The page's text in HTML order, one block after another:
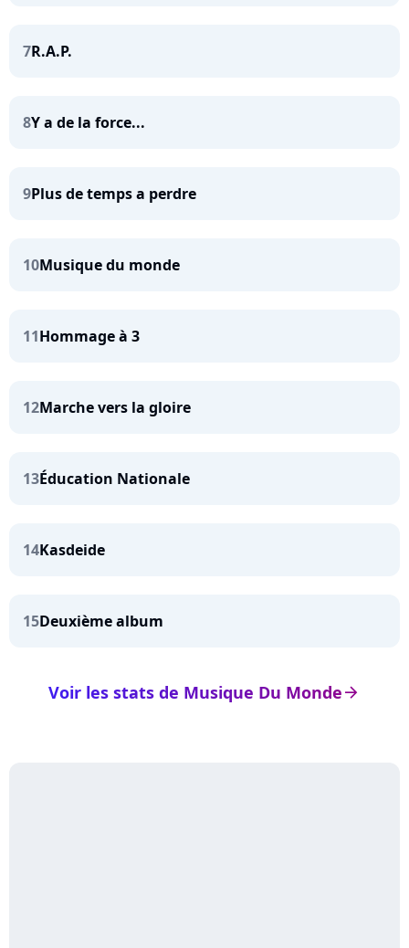
7R.A.P.
8Y a de la force...
9Plus de temps a perdre
10Musique du monde
11Hommage à 3
12Marche vers la gloire
13Éducation Nationale
14Kasdeide
15Deuxième album
arrow_right
Voir les stats de Musique Du Monde